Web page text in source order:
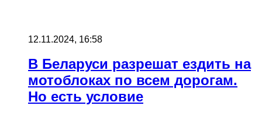
12.11.2024, 16:58
В Беларуси разрешат ездить на
мотоблоках по всем дорогам.
Но есть условие